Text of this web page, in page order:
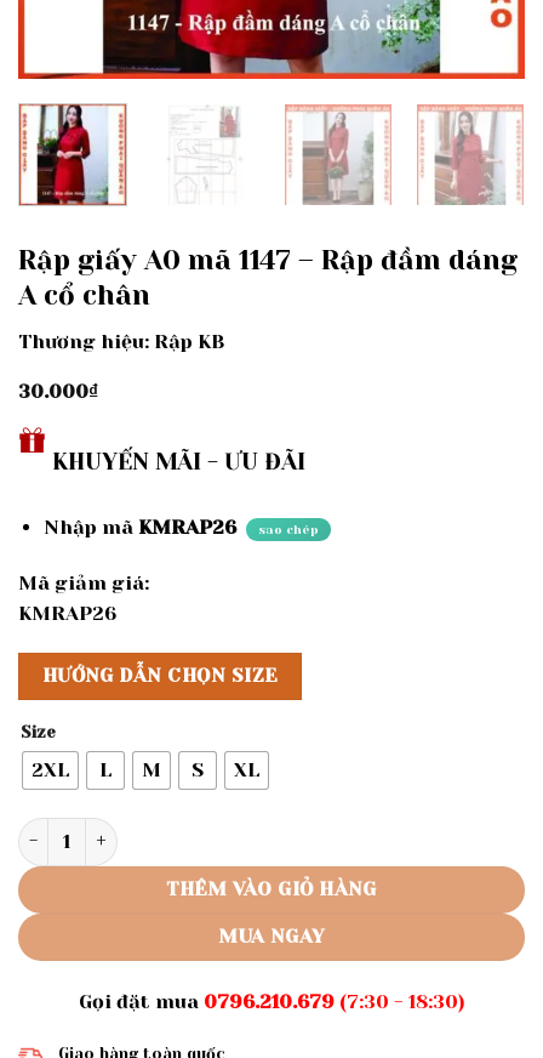
Rập giấy A0 mã 1147 – Rập đầm dáng
A cổ chân
Thương hiệu: Rập KB
30.000₫
KHUYẾN MÃI - ƯU ĐÃI
Nhập mã KMRAP26 sao chép
Mã giảm giá:
KMRAP26
HƯỚNG DẪN CHỌN SIZE
Size
2XL L M S XL
Rập giấy A0 mã 1147 - Rập đầm dáng A cổ chân số lượng
THÊM VÀO GIỎ HÀNG
MUA NGAY
Gọi đặt mua 0796.210.679(7:30 - 18:30)
Giao hàng toàn quốc